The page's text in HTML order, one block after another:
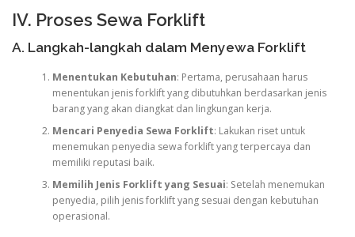
IV. Proses Sewa Forklift
A. Langkah-langkah dalam Menyewa Forklift
Menentukan Kebutuhan: Pertama, perusahaan harus
menentukan jenis forklift yang dibutuhkan berdasarkan jenis
barang yang akan diangkat dan lingkungan kerja.
Mencari Penyedia Sewa Forklift: Lakukan riset untuk
menemukan penyedia sewa forklift yang terpercaya dan
memiliki reputasi baik.
Memilih Jenis Forklift yang Sesuai: Setelah menemukan
penyedia, pilih jenis forklift yang sesuai dengan kebutuhan
operasional.